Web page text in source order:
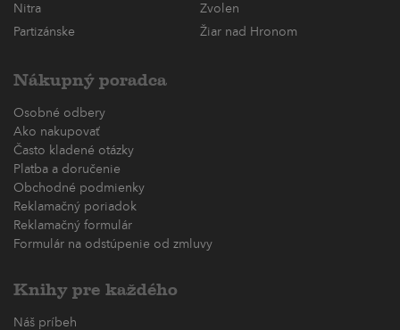
Nitra
Zvolen
Partizánske
Žiar nad Hronom
Nákupný poradca
Osobné odbery
Ako nakupovať
Často kladené otázky
Platba a doručenie
Obchodné podmienky
Reklamačný poriadok
Reklamačný formulár
Formulár na odstúpenie od zmluvy
Knihy pre každého
Náš príbeh